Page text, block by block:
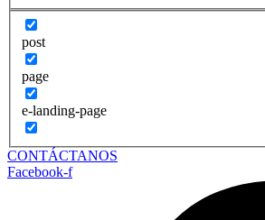
post
page
e-landing-page
CONTÁCTANOS
Facebook-f